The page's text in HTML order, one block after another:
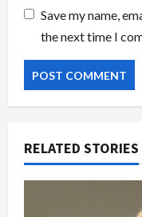
Save my name,
the next time I
RELATED STORIES